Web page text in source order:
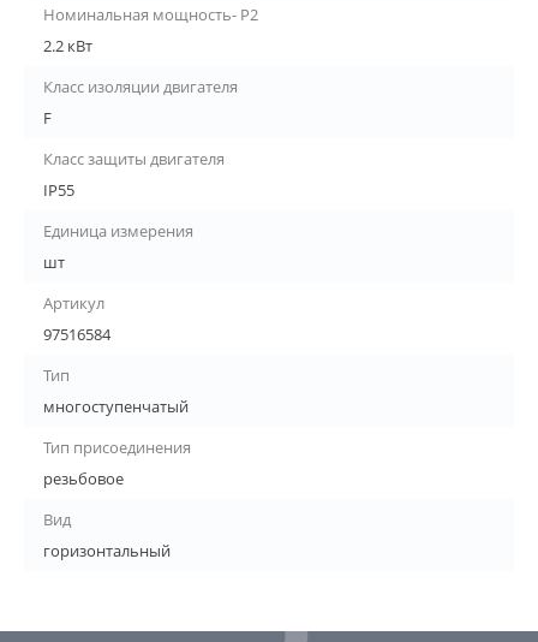
Номинальная мощность- P2
2.2 кВт
Класс изоляции двигателя
F
Класс защиты двигателя
IP55
Единица измерения
шт
Артикул
97516584
Тип
многоступенчатый
Тип присоединения
резьбовое
Вид
горизонтальный